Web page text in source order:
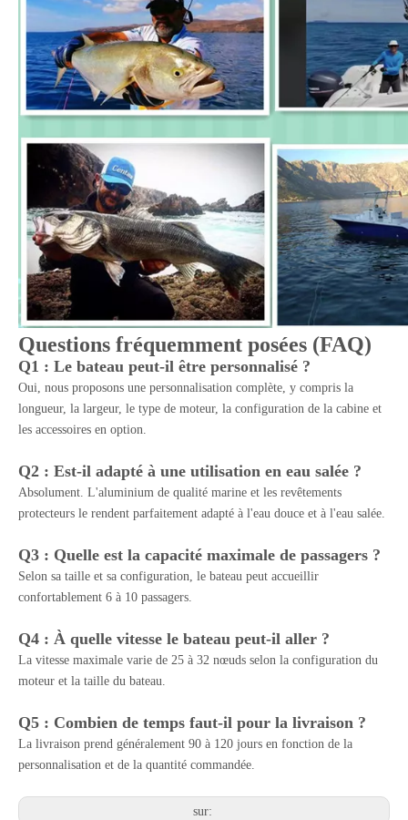
Questions fréquemment posées (FAQ)
Q1 : Le bateau peut-il être personnalisé ?
Oui, nous proposons une personnalisation complète, y compris la
longueur, la largeur, le type de moteur, la configuration de la cabine et
les accessoires en option.
Q2 : Est-il adapté à une utilisation en eau salée ?
Absolument. L'aluminium de qualité marine et les revêtements
protecteurs le rendent parfaitement adapté à l'eau douce et à l'eau salée.
Q3 : Quelle est la capacité maximale de passagers ?
Selon sa taille et sa configuration, le bateau peut accueillir
confortablement 6 à 10 passagers.
Q4 : À quelle vitesse le bateau peut-il aller ?
La vitesse maximale varie de 25 à 32 nœuds selon la configuration du
moteur et la taille du bateau.
Q5 : Combien de temps faut-il pour la livraison ?
La livraison prend généralement 90 à 120 jours en fonction de la
personnalisation et de la quantité commandée.
sur: